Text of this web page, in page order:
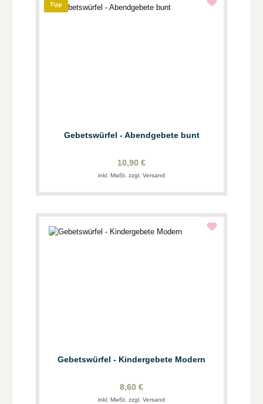
Tipp
Gebetswürfel - Abendgebete bunt
10,90 €
inkl. MwSt. zzgl. Versand
Gebetswürfel - Kindergebete Modern
8,60 €
inkl. MwSt. zzgl. Versand